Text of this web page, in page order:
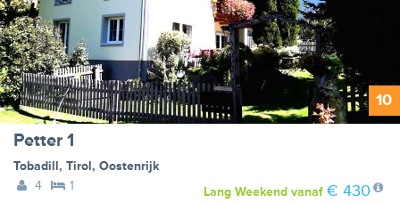
10
Petter 1
Tobadill, Tirol, Oostenrijk
4
1 Lang Weekendvanaf € 430